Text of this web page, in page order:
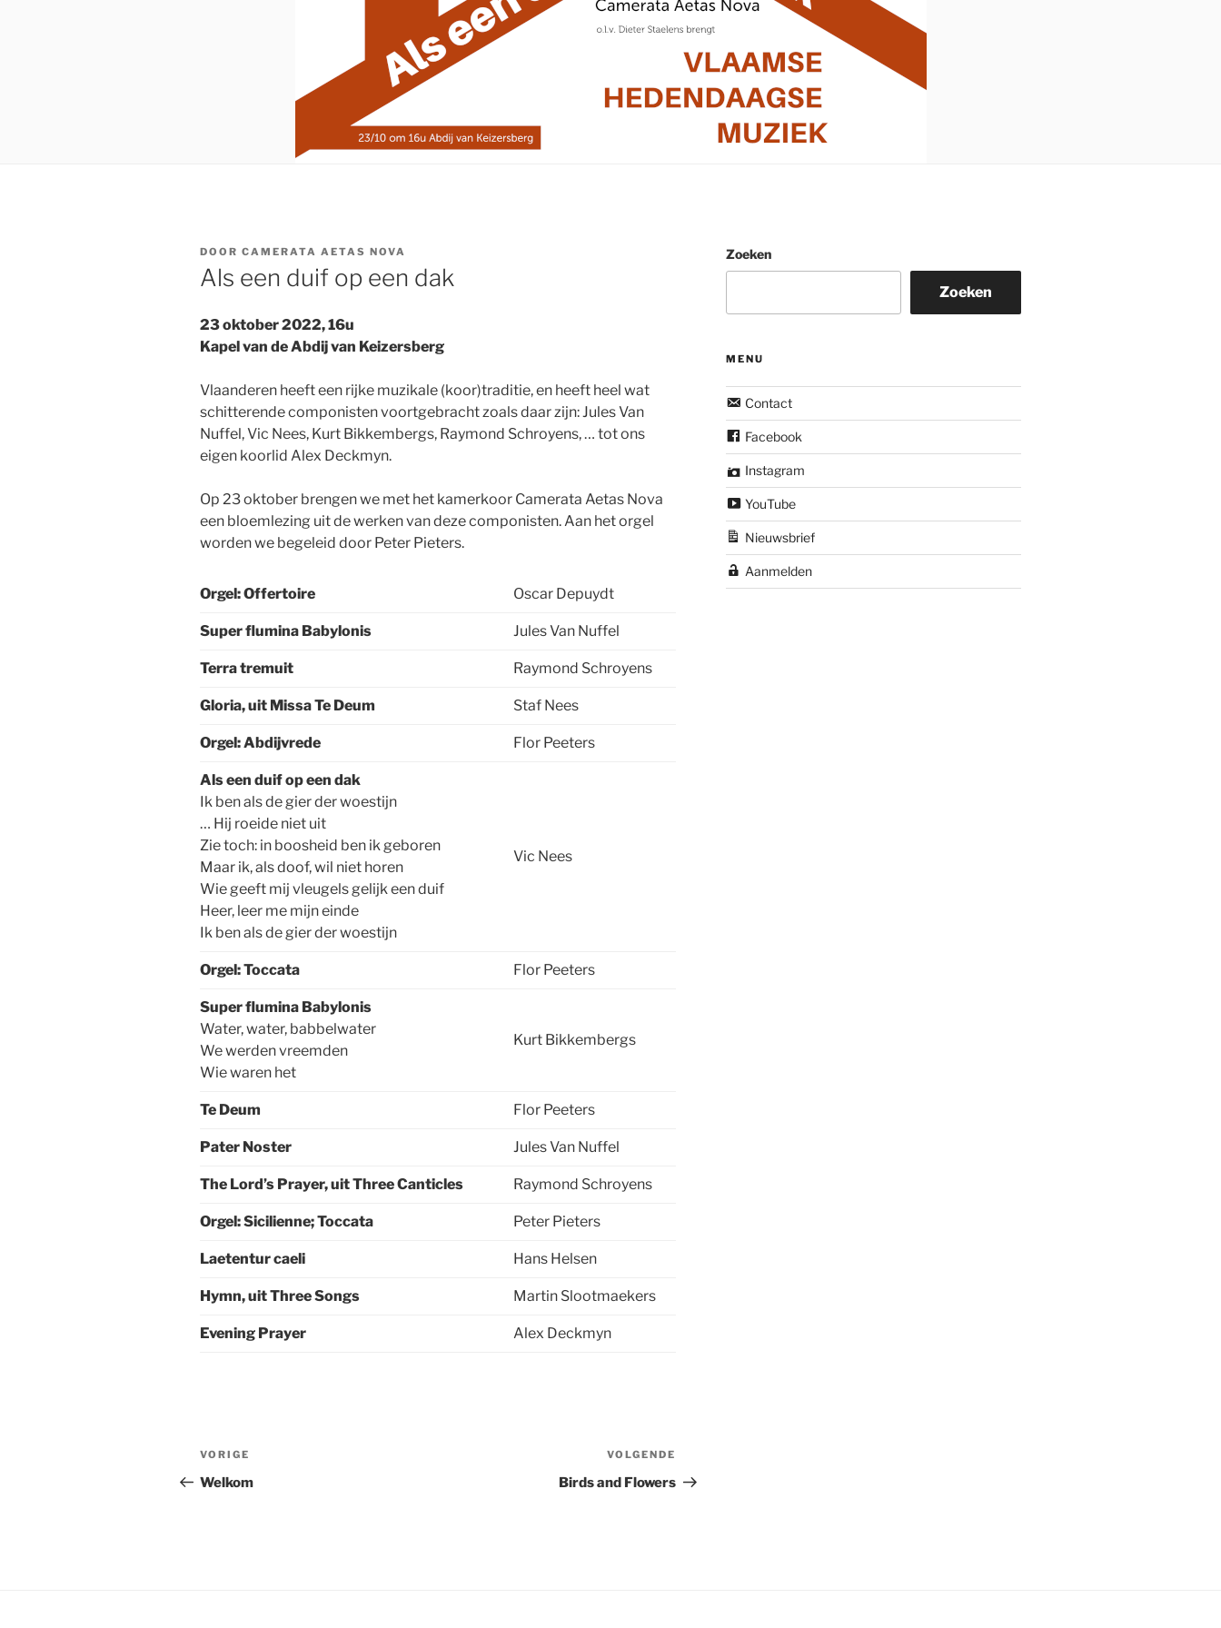
GEPLAATST
OP
DOOR CAMERATA AETAS NOVA
Als een duif op een dak
23 oktober 2022, 16u
Kapel van de Abdij van Keizersberg
Vlaanderen heeft een rijke muzikale (koor)traditie, en heeft heel wat
schitterende componisten voortgebracht zoals daar zijn: Jules Van
Nuffel, Vic Nees, Kurt Bikkembergs, Raymond Schroyens, … tot ons
eigen koorlid Alex Deckmyn.
Op 23 oktober brengen we met het kamerkoor Camerata Aetas Nova
een bloemlezing uit de werken van deze componisten. Aan het orgel
worden we begeleid door Peter Pieters.
Orgel: Offertoire Oscar Depuydt
Super flumina Babylonis Jules Van Nuffel
Terra tremuit Raymond Schroyens
Gloria, uit Missa Te Deum Staf Nees
Orgel: Abdijvrede Flor Peeters
Als een duif op een dak
Ik ben als de gier der woestijn
… Hij roeide niet uit
Zie toch: in boosheid ben ik geboren
Maar ik, als doof, wil niet horen
Wie geeft mij vleugels gelijk een duif
Heer, leer me mijn einde
Ik ben als de gier der woestijn
Vic Nees
Orgel: Toccata Flor Peeters
Super flumina Babylonis
Water, water, babbelwater
We werden vreemden
Wie waren het
Kurt Bikkembergs
Te Deum Flor Peeters
Pater Noster Jules Van Nuffel
The Lord’s Prayer, uit Three Canticles Raymond Schroyens
Orgel: Sicilienne; Toccata Peter Pieters
Laetentur caeli Hans Helsen
Hymn, uit Three Songs Martin Slootmaekers
Evening Prayer Alex Deckmyn
Berichtnavigatie
Vorig
bericht
VORIGE
Welkom
bericht
VOLGENDE
Birds and Flowers
Zoeken
Zoeken
MENU
Contact
Facebook
Instagram
YouTube
Nieuwsbrief
Aanmelden